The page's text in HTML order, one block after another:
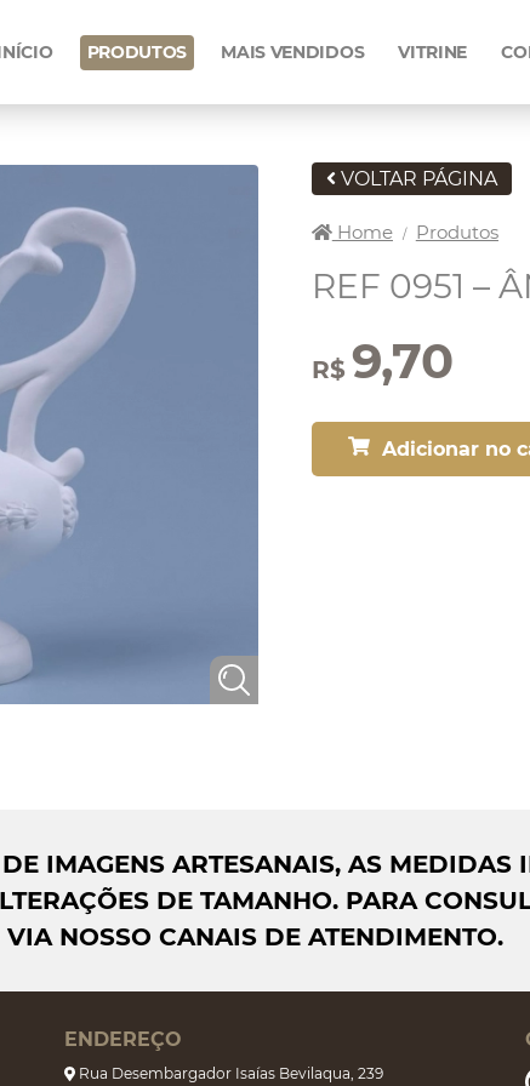
PRODUTOS MAIS VENDIDOS VITRINE
VOLTAR PÁGINA
Home / Produtos
REF 0951 –
R$ 9,70
Adicionar no
IMAGENS ARTESANAIS, AS
DE TAMANHO. PARA
VIA NOSSO CANAIS DE ATENDIMENTO.
ENDEREÇO
Rua Desembargador Isaías Bevilaqua, 239